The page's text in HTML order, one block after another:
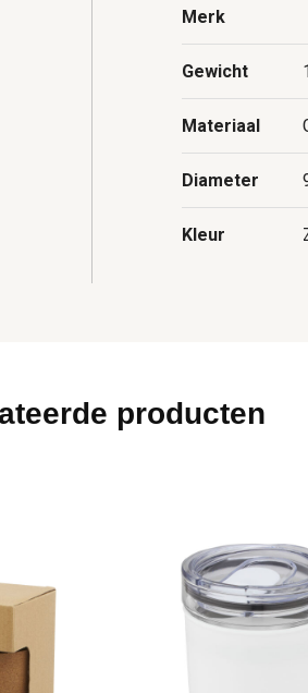
Merk
Gewicht
Materiaal
Diameter
Kleur
producten